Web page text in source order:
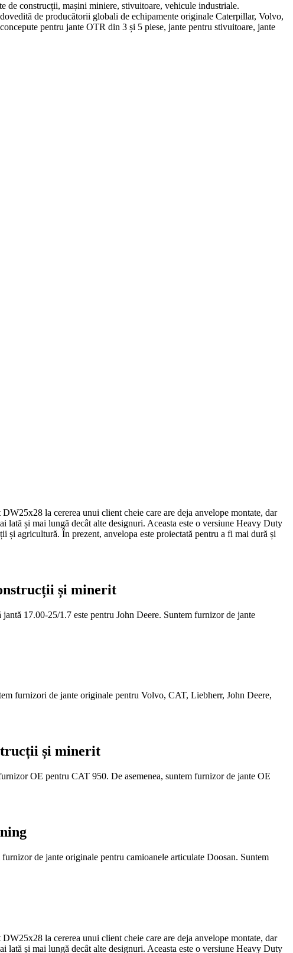
de construcții, mașini miniere, stivuitoare, vehicule industriale.
de producătorii globali de echipamente originale Caterpillar, Volvo,
pentru jante OTR din 3 și 5 piese, jante pentru stivuitoare, jante
la cererea unui client cheie care are deja anvelope montate, dar
lată și mai lungă decât alte designuri. Aceasta este o versiune Heavy Duty
agricultură. În prezent, anvelopa este proiectată pentru a fi mai dură și
și minerit
17.00-25/1.7 este pentru John Deere. Suntem furnizor de jante
furnizori de jante originale pentru Volvo, CAT, Liebherr, John Deere,
și minerit
OE pentru CAT 950. De asemenea, suntem furnizor de jante OE
de jante originale pentru camioanele articulate Doosan. Suntem
la cererea unui client cheie care are deja anvelope montate, dar
lată și mai lungă decât alte designuri. Aceasta este o versiune Heavy Duty